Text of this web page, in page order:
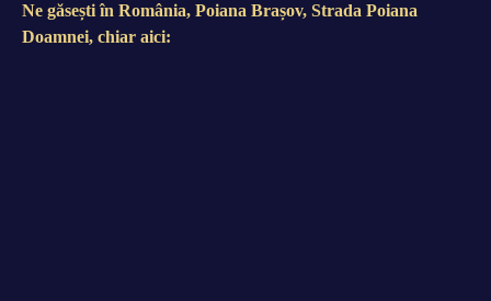
Ne găsești în România, Poiana Brașov, Strada Poiana
Doamnei, chiar aici: